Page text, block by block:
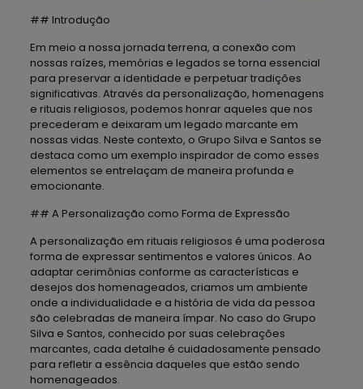
## Introdução
Em meio a nossa jornada terrena, a conexão com
nossas raízes, memórias e legados se torna essencial
para preservar a identidade e perpetuar tradições
significativas. Através da personalização, homenagens
e rituais religiosos, podemos honrar aqueles que nos
precederam e deixaram um legado marcante em
nossas vidas. Neste contexto, o Grupo Silva e Santos se
destaca como um exemplo inspirador de como esses
elementos se entrelaçam de maneira profunda e
emocionante.
## A Personalização como Forma de Expressão
A personalização em rituais religiosos é uma poderosa
forma de expressar sentimentos e valores únicos. Ao
adaptar cerimônias conforme as características e
desejos dos homenageados, criamos um ambiente
onde a individualidade e a história de vida da pessoa
são celebradas de maneira ímpar. No caso do Grupo
Silva e Santos, conhecido por suas celebrações
marcantes, cada detalhe é cuidadosamente pensado
para refletir a essência daqueles que estão sendo
homenageados.